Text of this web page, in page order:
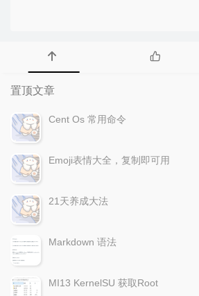
置顶文章
Cent Os 常用命令
Emoji表情大全，复制即可用
21天养成大法
Markdown 语法
MI13 KernelSU 获取Root